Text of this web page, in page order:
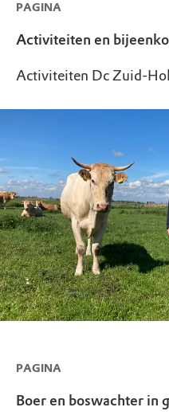
PAGINA
Activiteiten en
Activiteiten Dc Zuid-
PAGINA
Boer en boswachter in